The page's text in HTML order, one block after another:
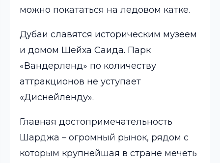
можно покататься на ледовом катке.
Дубаи славятся историческим музеем
и домом Шейха Саида. Парк
«Вандерленд» по количеству
аттракционов не уступает
«Диснейленду».
Главная достопримечательность
Шарджа – огромный рынок, рядом с
которым крупнейшая в стране мечеть